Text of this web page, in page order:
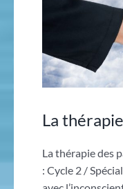
La
La thérapie des
: Cycle 2 /